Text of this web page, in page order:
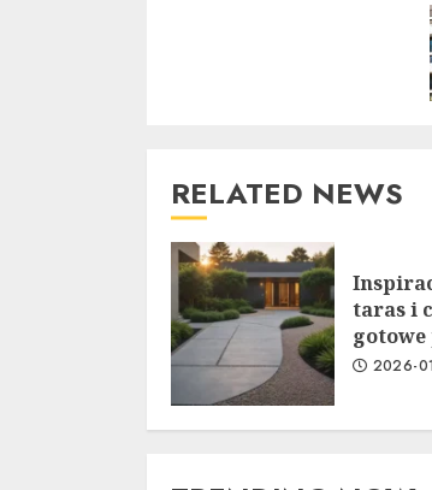
RELATED NEWS
taras i
2026-